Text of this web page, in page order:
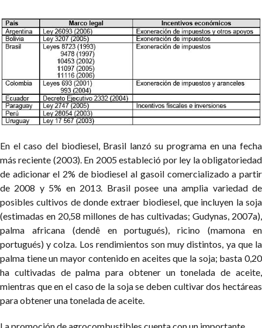
En el caso del biodiesel, Brasil lanzó su programa en una fecha
más reciente (2003). En 2005 estableció por ley la obligatoriedad
de adicionar el 2% de biodiesel al gasoil comercializado a partir
de 2008 y 5% en 2013. Brasil posee una amplia variedad de
posibles cultivos de donde extraer biodiesel, que incluyen la soja
(estimadas en 20,58 millones de has cultivadas; Gudynas, 2007a),
palma africana (dendê en portugués), ricino (mamona en
portugués) y colza. Los rendimientos son muy distintos, ya que la
palma tiene un mayor contenido en aceites que la soja; basta 0,20
ha cultivadas de palma para obtener un tonelada de aceite,
mientras que en el caso de la soja se deben cultivar dos hectáreas
para obtener una tonelada de aceite.